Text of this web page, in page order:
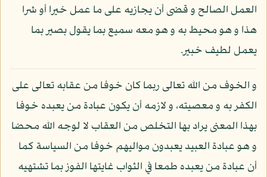
العمل الصالح و قضى أن يجازيه على ما عمل خيرا أو شرا
هذا و هو محيط به و هو معه سميع بما يقول بصير بما
يعمل لطيف خبير.
و الخوف من الله تعالى ربما كان خوفا من عقابه تعالى على
الكفر به و معصيته، و لازمه أن يكون عبادة من يعبده خوفا
بهذا المعنى يراد بها التخلص من العقاب لا لوجه الله محضا
و هو عبادة العبيد يعبدون مواليهم خوفا من السياسة كما
أن عبادة من يعبده طمعا في الثواب غايتها الفوز بما تشتهيه